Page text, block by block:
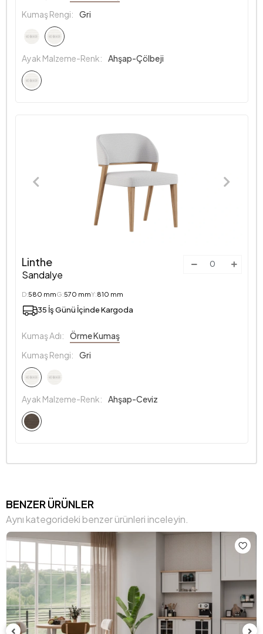
Kumaş Rengi:
Gri
Ayak Malzeme-Renk: Ahşap-Çölbeji
Linthe
Sandalye
D:580 mmG:570 mmY:810 mm
35 İş Günü İçinde Kargoda
Kumaş Adı:
Örme Kumaş
Kumaş Rengi:
Gri
Ayak Malzeme-Renk: Ahşap-Ceviz
BENZER ÜRÜNLER
Aynı kategorideki benzer ürünleri inceleyin.